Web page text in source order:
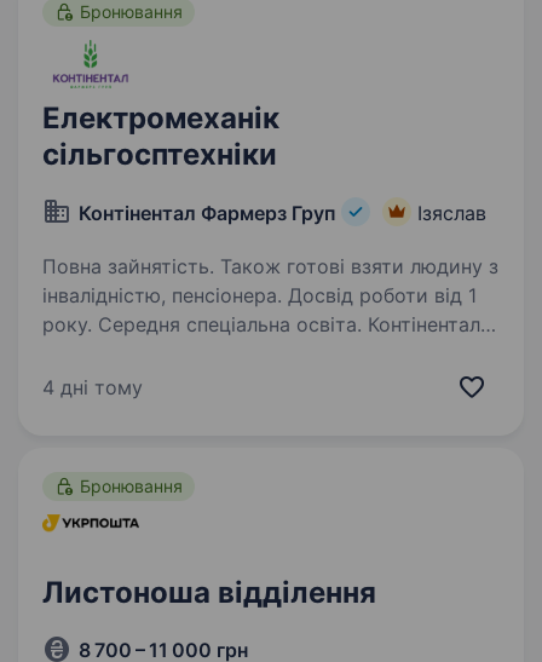
Бронювання
Електромеханік
сільгосптехніки
Контінентал Фармерз Груп Ізяслав
Повна зайнятість. Також готові взяти людину з
інвалідністю, пенсіонера. Досвід роботи від 1
року. Середня спеціальна освіта. Контінентал
сільськогосподарської галузі! Ми працюємо
4 дні тому
Бронювання
Листоноша відділення
8 700 – 11 000 грн